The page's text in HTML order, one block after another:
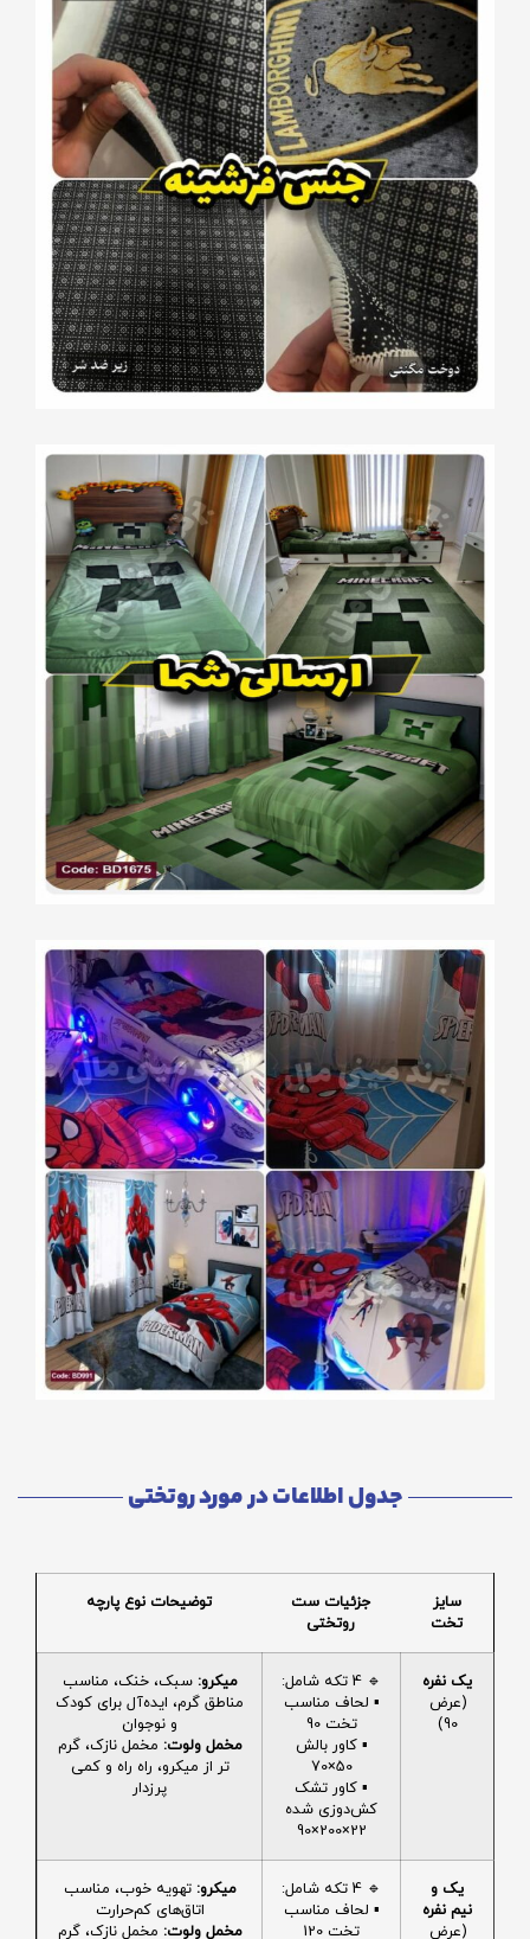
جدول اطلاعات در مورد روتختی
سایز
تخت
جزئیات ست
روتختی
توضیحات نوع پارچه
یک نفره
(عرض
90)
🔹 4 تکه شامل:
▪️ لحاف مناسب
تخت 90
▪️ کاور بالش
50×70
▪️ کاور تشک
کش‌دوزی شده
22×200×90
میکرو: سبک، خنک، مناسب
مناطق گرم، ایده‌آل برای کودک
و نوجوان
مخمل ولوت: مخمل نازک، گرم
تر از میکرو، راه راه و کمی
پرزدار
یک و
نیم نفره
(عرض
🔹 4 تکه شامل:
▪️ لحاف مناسب
تخت 120
میکرو: تهویه خوب، مناسب
اتاق‌های کم‌حرارت
مخمل ولوت: مخمل نازک، گرم